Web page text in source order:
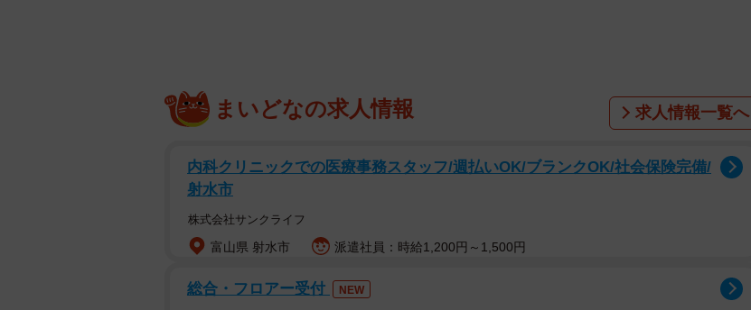
罪が通るのか。有罪であれば、執行猶予が付くか、実刑となって刑務所に入るのか。
でいえば、示談が既に成立しているか、示談になる方向になっていれば、有罪判決でも執行
猶予が付く可能性が高い」と説明した。
それでも実刑の可能性はなくもない。同氏は「今回、検察側は執行猶予判決が出ないよう
いう可能性もある」とした。だが、そこで「年齢の壁」があるという。小川氏は「実刑判決
まいどなの求人情報 求人情報一覧へ
内科クリニックでの医療事務スタッフ/週払いOK/ブランクOK/社会保険完備/
射水市
株式会社サンクライフ
富山県 射水市 派遣社員：時給1,200円～1,500円
総合・フロアー受付 NEW